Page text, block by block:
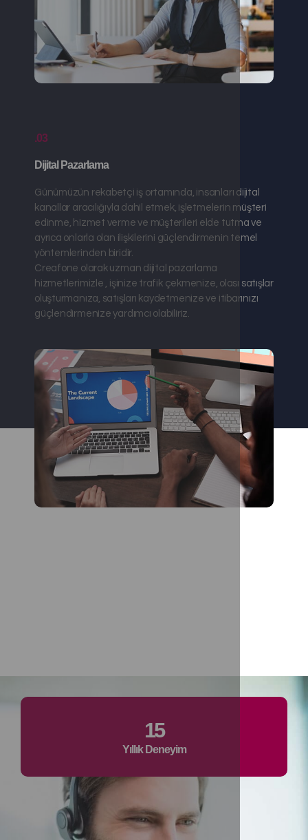
.03
Dijital Pazarlama
Günümüzün rekabetçi iş ortamında, insanları dijital
kanallar aracılığıyla dahil etmek, işletmelerin müşteri
edinme, hizmet verme ve müşterileri elde tutma ve
ayrıca onlarla olan ilişkilerini güçlendirmenin temel
yöntemlerinden biridir.
Creafone olarak uzman dijital pazarlama
hizmetlerimizle , işinize trafik çekmenize, olası satışlar
oluşturmanıza, satışları kaydetmenize ve itibarınızı
güçlendirmenize yardımcı olabiliriz.
15
Yıllık Deneyim